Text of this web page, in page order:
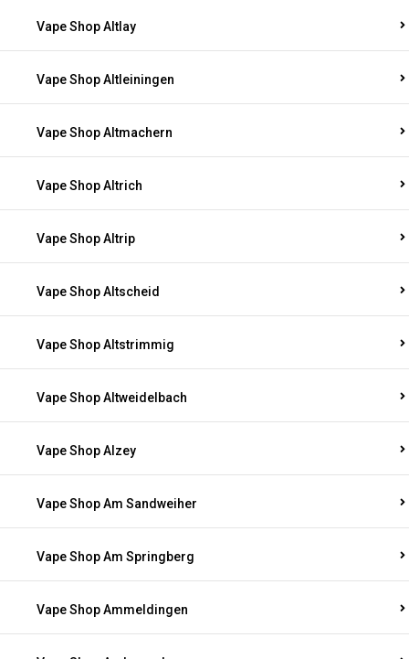
Vape Shop Altlay
Vape Shop Altleiningen
Vape Shop Altmachern
Vape Shop Altrich
Vape Shop Altrip
Vape Shop Altscheid
Vape Shop Altstrimmig
Vape Shop Altweidelbach
Vape Shop Alzey
Vape Shop Am Sandweiher
Vape Shop Am Springberg
Vape Shop Ammeldingen